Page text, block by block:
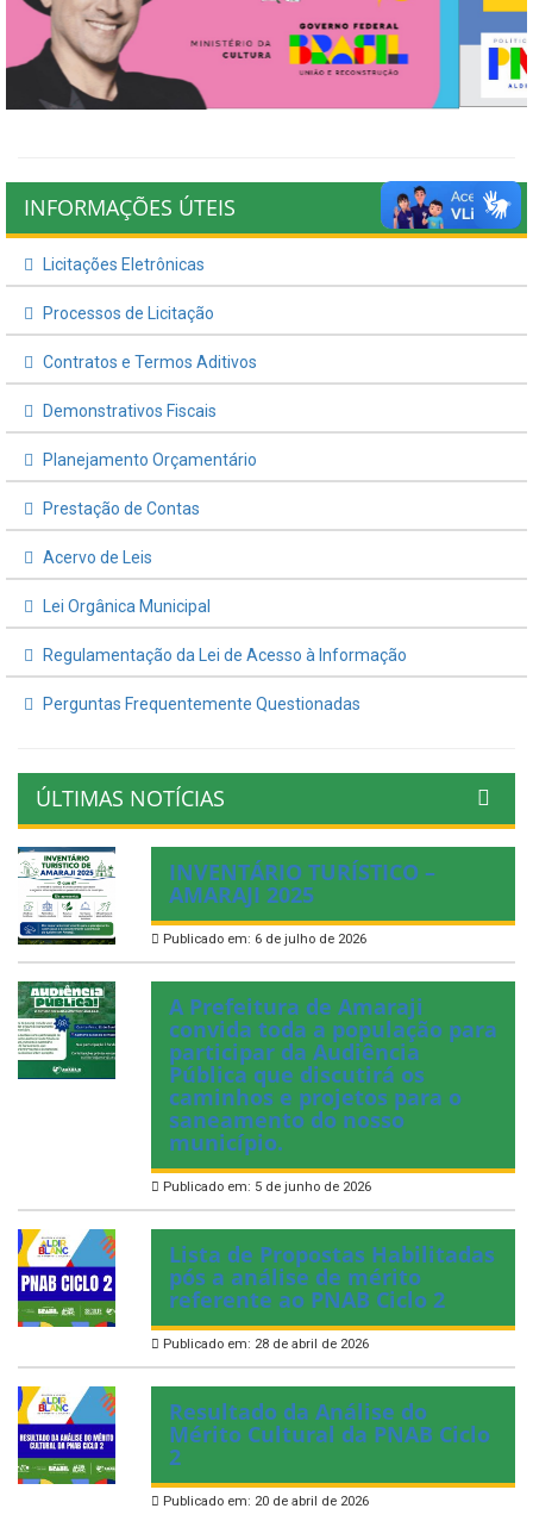
INFORMAÇÕES ÚTEIS
Licitações Eletrônicas
Processos de Licitação
Contratos e Termos Aditivos
Demonstrativos Fiscais
Planejamento Orçamentário
Prestação de Contas
Acervo de Leis
Lei Orgânica Municipal
Regulamentação da Lei de Acesso à Informação
Perguntas Frequentemente Questionadas
ÚLTIMAS NOTÍCIAS
INVENTÁRIO TURÍSTICO –
AMARAJI 2025
Publicado em: 6 de julho de 2026
A Prefeitura de Amaraji
convida toda a população para
participar da Audiência
Pública que discutirá os
caminhos e projetos para o
saneamento do nosso
município.
Publicado em: 5 de junho de 2026
Lista de Propostas Habilitadas
pós a análise de mérito
referente ao PNAB Ciclo 2
Publicado em: 28 de abril de 2026
Resultado da Análise do
Mérito Cultural da PNAB Ciclo
2
Publicado em: 20 de abril de 2026